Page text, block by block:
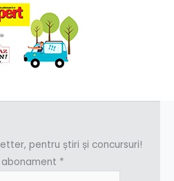
pentru știri și concursuri!
*